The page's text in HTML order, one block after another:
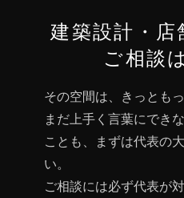
建築設計・
ご相談
その空間は、きっとも
まだ上手く言葉にでき
ことも、まずは代表の
い。
ご相談には必ず代表が